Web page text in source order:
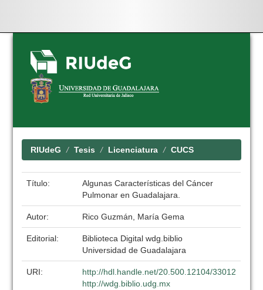
Skip
navigation
RIUdeG Tesis Licenciatura CUCS
Título:
Algunas Características del Cáncer
Pulmonar en Guadalajara.
Autor: Rico Guzmán, María Gema
Editorial:
Biblioteca Digital wdg.biblio
Universidad de Guadalajara
URI:
http://hdl.handle.net/20.500.12104/33012
http://wdg.biblio.udg.mx